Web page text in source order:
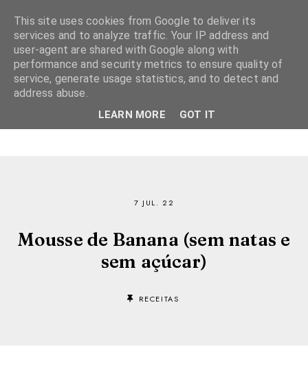
7 JUL. 22
Mousse de Banana (sem natas e
sem açúcar)
RECEITAS
This site uses cookies from Google to deliver its
services and to analyze traffic. Your IP address and
user-agent are shared with Google along with
performance and security metrics to ensure quality of
service, generate usage statistics, and to detect and
address abuse.
LEARN MORE GOT IT